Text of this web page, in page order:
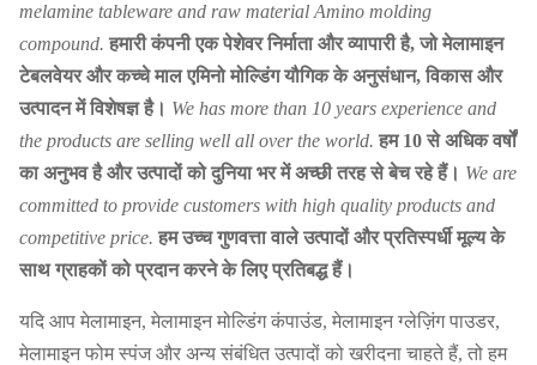
melamine tableware and raw material Amino molding
compound. हमारी कंपनी एक पेशेवर निर्माता और व्यापारी है, जो मेलामाइन
टेबलवेयर और कच्चे माल एमिनो मोल्डिंग यौगिक के अनुसंधान, विकास और
उत्पादन में विशेषज्ञ है। We has more than 10 years experience and
the products are selling well all over the world. हम 10 से अधिक वर्षों
का अनुभव है और उत्पादों को दुनिया भर में अच्छी तरह से बेच रहे हैं। We are
committed to provide customers with high quality products and
competitive price. हम उच्च गुणवत्ता वाले उत्पादों और प्रतिस्पर्धी मूल्य के
साथ ग्राहकों को प्रदान करने के लिए प्रतिबद्ध हैं।
यदि आप मेलामाइन, मेलामाइन मोल्डिंग कंपाउंड, मेलामाइन ग्लेज़िंग पाउडर,
मेलामाइन फोम स्पंज और अन्य संबंधित उत्पादों को खरीदना चाहते हैं, तो हम